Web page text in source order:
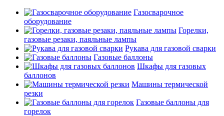
Газосварочное
оборудование
Горелки,
газовые резаки, паяльные лампы
Рукава для газовой сварки
Газовые баллоны
Шкафы для газовых
баллонов
Машины термической
резки
Газовые баллоны для
горелок